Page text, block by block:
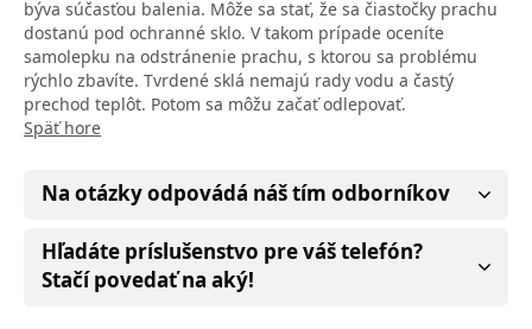
býva súčasťou balenia. Môže sa stať, že sa čiastočky prachu
dostanú pod ochranné sklo. V takom prípade oceníte
samolepku na odstránenie prachu, s ktorou sa problému
rýchlo zbavíte. Tvrdené sklá nemajú rady vodu a častý
prechod teplôt. Potom sa môžu začať odlepovať.
Späť hore
Na otázky odpovádá náš tím odborníkov
Hľadáte príslušenstvo pre váš telefón?
Stačí povedať na aký!